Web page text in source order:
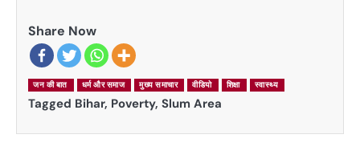
Share Now
जन की बात धर्म और समाज मुख्य समाचार वीडियो शिक्षा स्वास्थ्य
Tagged Bihar, Poverty, Slum Area